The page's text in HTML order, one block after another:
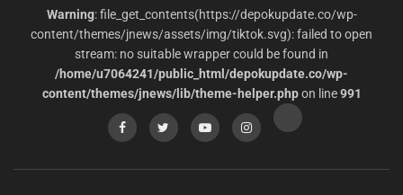
Warning: file_get_contents(https://depokupdate.co/wp-
content/themes/jnews/assets/img/tiktok.svg): failed to open
stream: no suitable wrapper could be found in
/home/u7064241/public_html/depokupdate.co/wp-
content/themes/jnews/lib/theme-helper.phpon line991